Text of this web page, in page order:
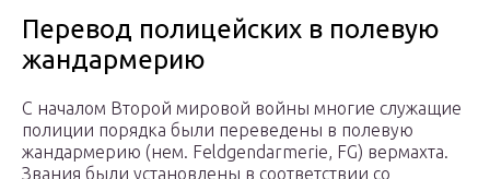
Перевод полицейских в полевую
жандармерию
С началом Второй мировой войны многие служащие
полиции порядка были переведены в полевую
жандармерию (нем. Feldgendarmerie, FG) вермахта.
Звания были установлены в соответствии со